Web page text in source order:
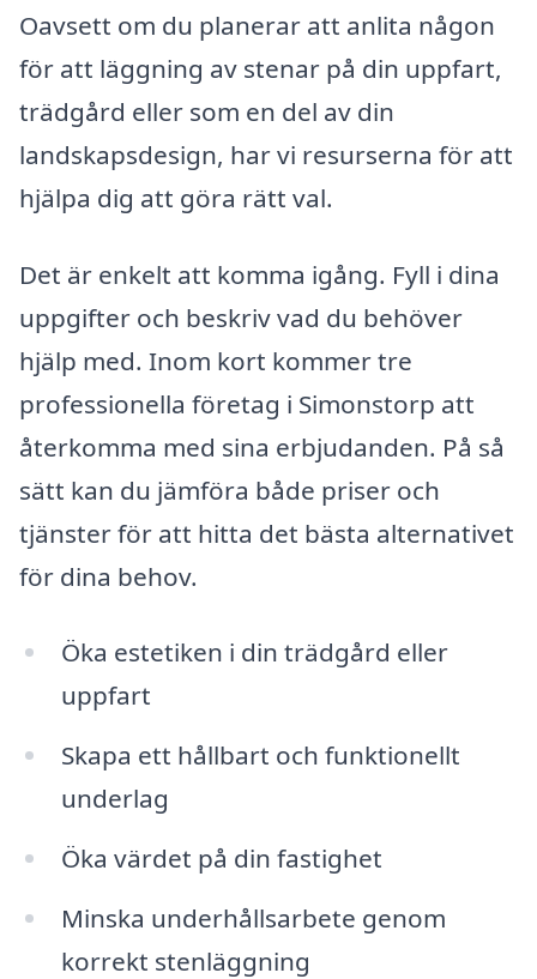
Oavsett om du planerar att anlita någon
för att läggning av stenar på din uppfart,
trädgård eller som en del av din
landskapsdesign, har vi resurserna för att
hjälpa dig att göra rätt val.
Det är enkelt att komma igång. Fyll i dina
uppgifter och beskriv vad du behöver
hjälp med. Inom kort kommer tre
professionella företag i Simonstorp att
återkomma med sina erbjudanden. På så
sätt kan du jämföra både priser och
tjänster för att hitta det bästa alternativet
för dina behov.
Öka estetiken i din trädgård eller
uppfart
Skapa ett hållbart och funktionellt
underlag
Öka värdet på din fastighet
Minska underhållsarbete genom
korrekt stenläggning